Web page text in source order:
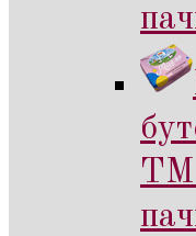
ТМ